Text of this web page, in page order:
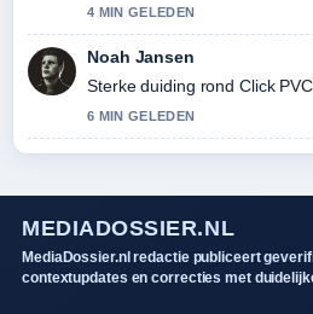
4 MIN GELEDEN
Noah Jansen
Sterke duiding rond Click
6 MIN GELEDEN
MEDIADOSSIER.NL
MediaDossier.nl redactie publiceert
contextupdates en correcties met